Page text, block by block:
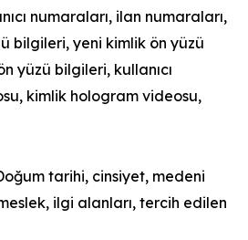
numaraları, ilan numaraları,
bilgileri, yeni kimlik ön yüzü
yüzü bilgileri, kullanıcı
kimlik hologram videosu,
tarihi, cinsiyet, medeni
ilgi alanları, tercih edilen